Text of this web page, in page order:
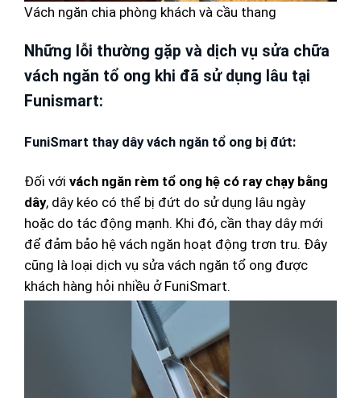
Vách ngăn chia phòng khách và cầu thang
Những lỗi thường gặp và dịch vụ sửa chữa
vách ngăn tổ ong khi đã sử dụng lâu tại
Funismart:
FuniSmart thay dây vách ngăn tổ ong bị đứt:
Đối với vách ngăn rèm tổ ong hệ có ray chạy bằng
dây, dây kéo có thể bị đứt do sử dụng lâu ngày
hoặc do tác động mạnh. Khi đó, cần thay dây mới
để đảm bảo hệ vách ngăn hoạt động trơn tru. Đây
cũng là loại dịch vụ sửa vách ngăn tổ ong được
khách hàng hỏi nhiều ở FuniSmart.